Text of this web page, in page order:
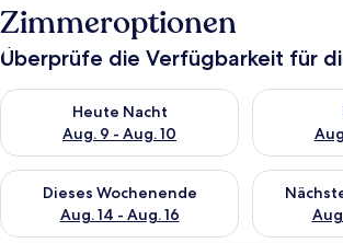
Zimmeroptionen
Überprüfe die Verfügbarkeit für
Heute Nacht
Aug. 9 - Aug. 10
Überprüfe die Verfügbarkeit für heute
Überprüfe
Dieses Wochenende
Aug. 14 - Aug. 16
Überprüfe die Verfügbarkeit für dieses
Überprüfe